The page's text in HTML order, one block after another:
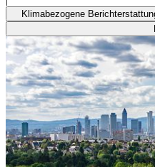
Klimabezogene